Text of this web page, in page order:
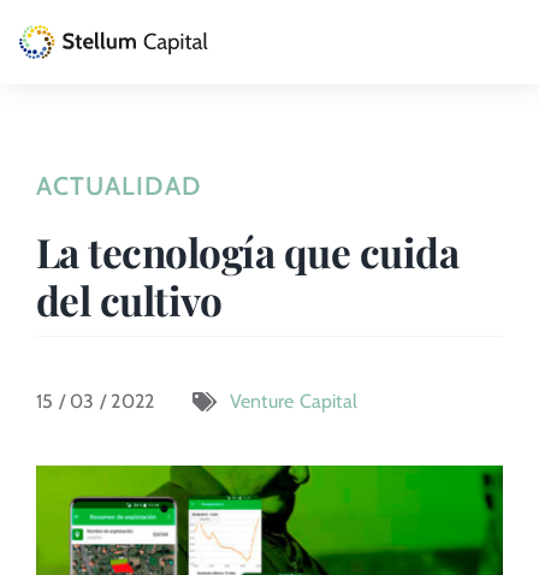
Private Equity
Venture Capital
Artizarra Fundazioa
Contacto
ACTUALIDAD
La tecnología que cuida
del cultivo
15 / 03 / 2022 Venture Capital